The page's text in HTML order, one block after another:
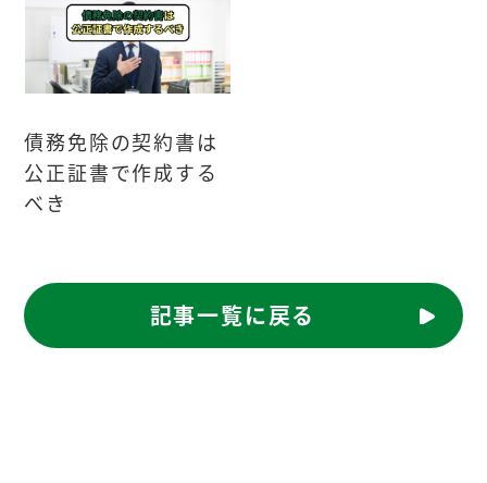
債務免除の契約書は
公正証書で作成する
べき
記事一覧に戻る